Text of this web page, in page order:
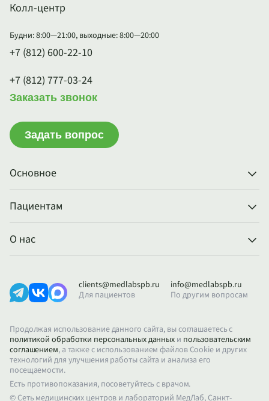
Основное
Пациентам
О нас
Колл-центр
Будни: 8:00—21:00, выходные: 8:00—20:00
+7 (812) 600-22-10
+7 (812) 777-03-24
Заказать звонок
Задать вопрос
Продолжая использование данного сайта, вы соглашаетесь с
политикой обработки персональных данных и пользовательским
соглашением, а также с использованием файлов Cookie и других
технологий для улучшения работы сайта и анализа его
посещаемости.
Есть противопоказания, посоветуйтесь с врачом.
© Сеть медицинских центров и лабораторий МедЛаб, Санкт-
clients@medlabspb.ru
Для пациентов
info@medlabspb.ru
По другим вопросам